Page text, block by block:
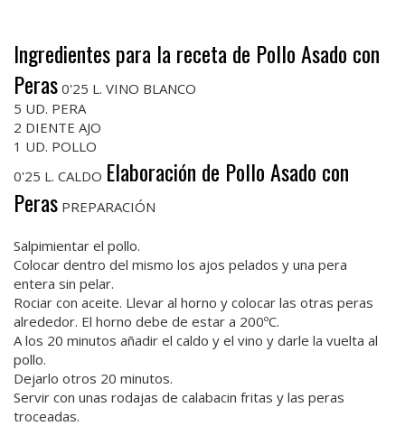
Ingredientes para la receta de Pollo Asado con
Peras 0'25 L. VINO BLANCO
5 UD. PERA
2 DIENTE AJO
1 UD. POLLO
0'25 L. CALDO Elaboración de Pollo Asado con
Peras PREPARACIÓN
Salpimientar el pollo.
Colocar dentro del mismo los ajos pelados y una pera
entera sin pelar.
Rociar con aceite. Llevar al horno y colocar las otras peras
alrededor. El horno debe de estar a 200ºC.
A los 20 minutos añadir el caldo y el vino y darle la vuelta al
pollo.
Dejarlo otros 20 minutos.
Servir con unas rodajas de calabacin fritas y las peras
troceadas.